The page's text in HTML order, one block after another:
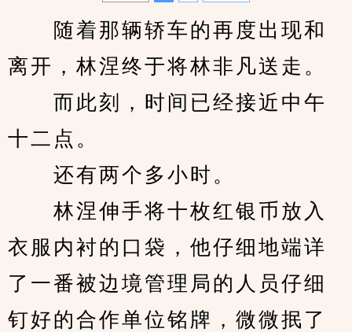
随着那辆轿车的再度出现和
离开，林涅终于将林非凡送走。
而此刻，时间已经接近中午
十二点。
还有两个多小时。
林涅伸手将十枚红银币放入
衣服内衬的口袋，他仔细地端详
了一番被边境管理局的人员仔细
钉好的合作单位铭牌，微微抿了